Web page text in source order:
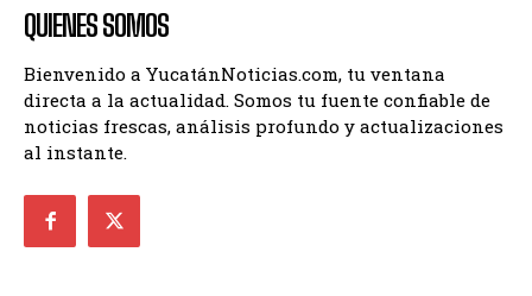
QUIENES SOMOS
Bienvenido a YucatánNoticias.com, tu ventana
directa a la actualidad. Somos tu fuente confiable de
noticias frescas, análisis profundo y actualizaciones
al instante.